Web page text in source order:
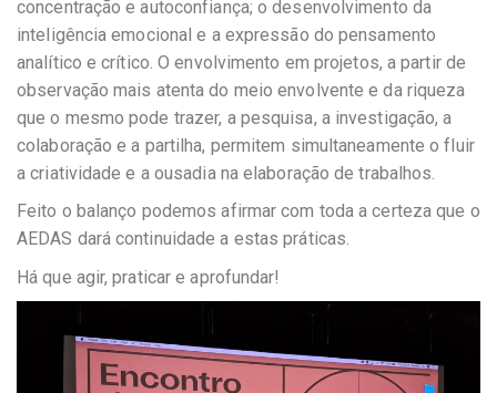
concentração e autoconfiança; o desenvolvimento da
inteligência emocional e a expressão do pensamento
analítico e crítico. O envolvimento em projetos, a partir de
observação mais atenta do meio envolvente e da riqueza
que o mesmo pode trazer, a pesquisa, a investigação, a
colaboração e a partilha, permitem simultaneamente o fluir
a criatividade e a ousadia na elaboração de trabalhos.
Feito o balanço podemos afirmar com toda a certeza que o
AEDAS dará continuidade a estas práticas.
Há que agir, praticar e aprofundar!